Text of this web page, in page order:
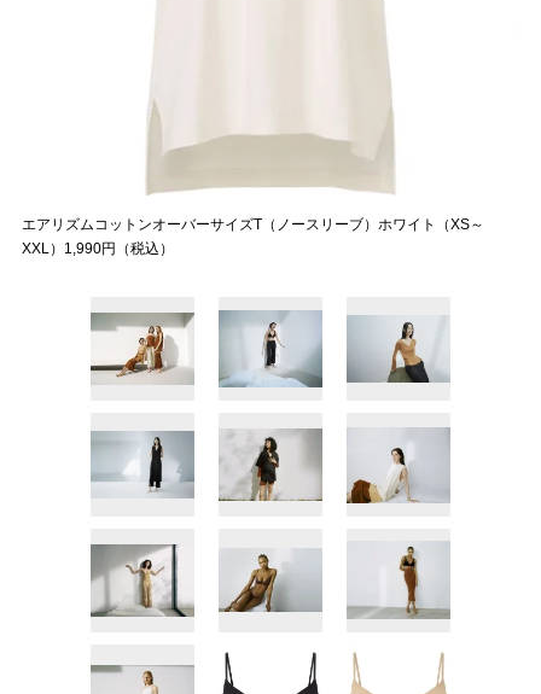
エアリズムコットンオーバーサイズT（ノースリーブ）ホワイト（XS～
XXL）1,990円（税込）